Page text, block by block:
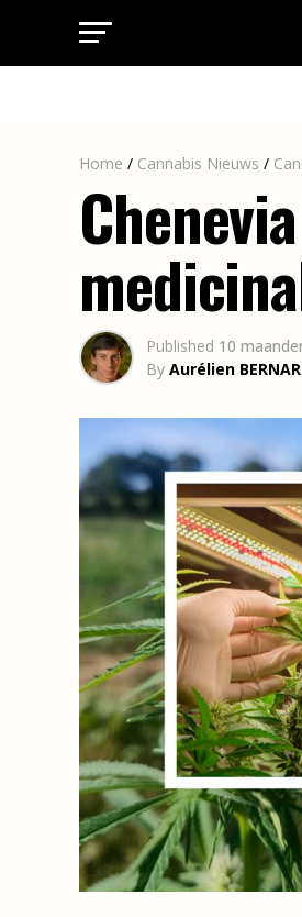
Home / Cannabis Nieuws /
Published 10
By Aurélien